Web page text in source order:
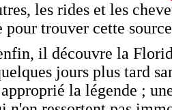
les rides et les
pour trouver cette
il découvre la
jours plus tard
la légende ;